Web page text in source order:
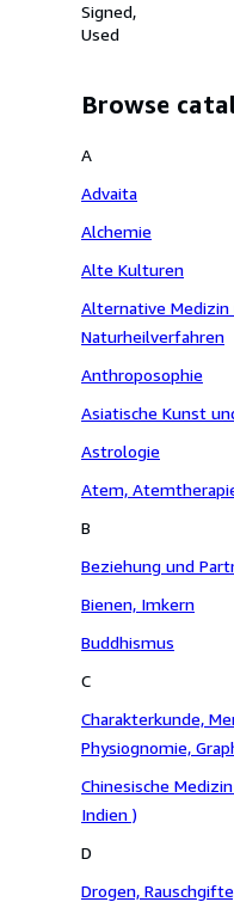
Signed
Used
Browse
A
Advaita
Alchemie
Alte Kulturen
Alternative Medizin
Naturheilverfahren
Anthroposophie
Asiatische Kunst
Astrologie
Atem,
B
Beziehung und
Bienen, Imkern
Buddhismus
C
Charakterkunde,
Physiognomie,
Chinesische
Indien )
D
Drogen,